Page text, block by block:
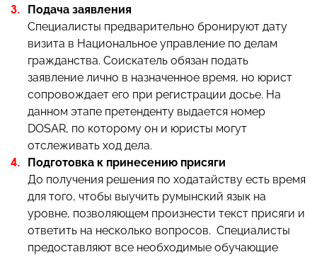
Подача заявления
Специалисты предварительно бронируют дату
визита в Национальное управление по делам
гражданства. Соискатель обязан подать
заявление лично в назначенное время, но юрист
сопровождает его при регистрации досье. На
данном этапе претенденту выдается номер
DOSAR, по которому он и юристы могут
отслеживать ход дела.
Подготовка к принесению присяги
До получения решения по ходатайству есть время
для того, чтобы выучить румынский язык на
уровне, позволяющем произнести текст присяги и
ответить на несколько вопросов. Специалисты
предоставляют все необходимые обучающие